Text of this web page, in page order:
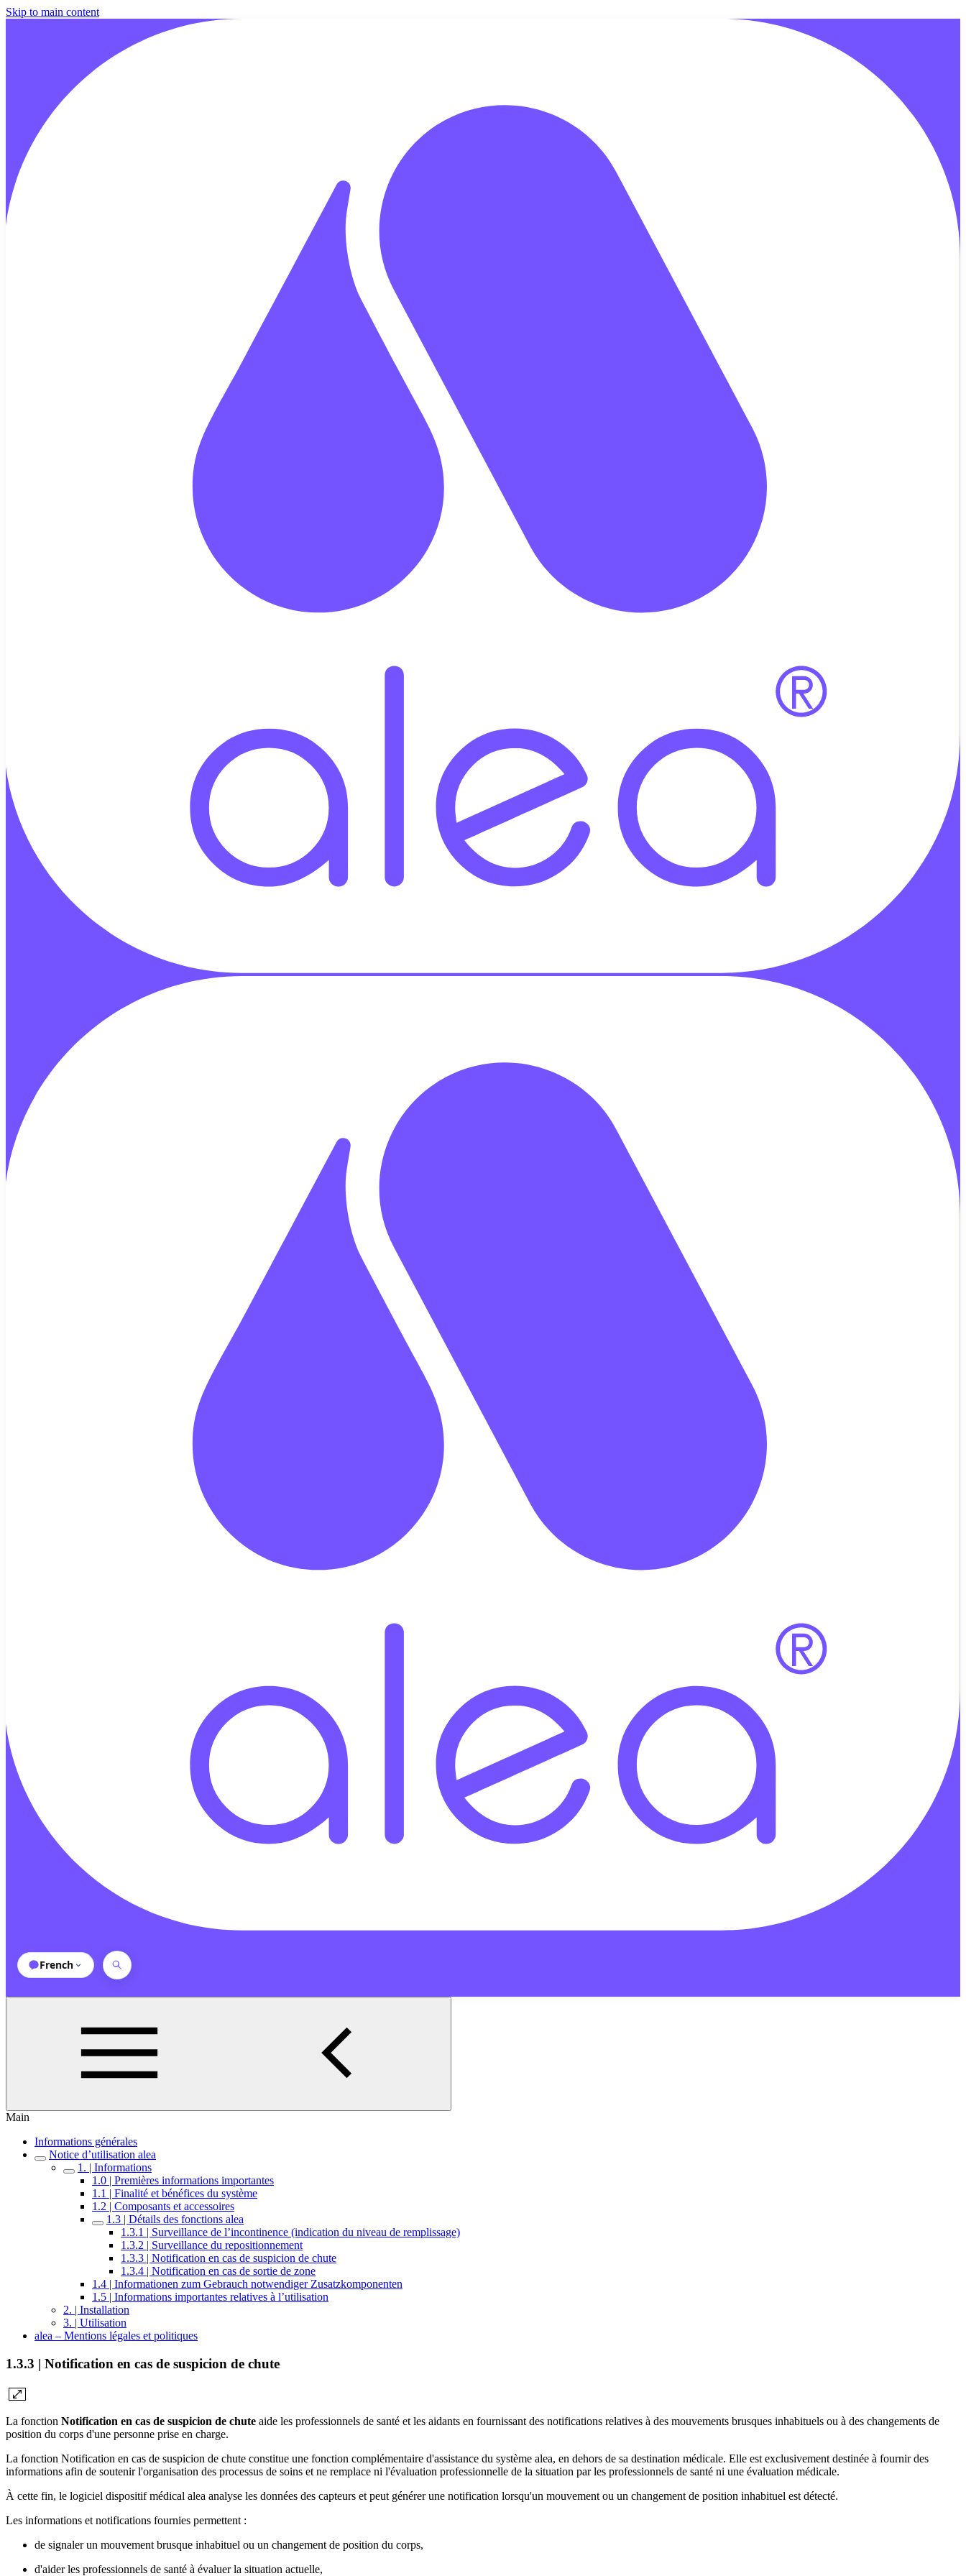
Skip to main content
French
Main
Informations générales
Notice d’utilisation alea
1. | Informations
1.0 | Premières informations importantes
1.1 | Finalité et bénéfices du système
1.2 | Composants et accessoires
1.3 | Détails des fonctions alea
1.3.1 | Surveillance de l’incontinence (indication du niveau de remplissage)
1.3.2 | Surveillance du repositionnement
1.3.3 | Notification en cas de suspicion de chute
1.3.4 | Notification en cas de sortie de zone
1.4 | Informationen zum Gebrauch notwendiger Zusatzkomponenten
1.5 | Informations importantes relatives à l’utilisation
2. | Installation
3. | Utilisation
alea – Mentions légales et politiques
1.3.3 | Notification en cas de suspicion de chute
La fonction Notification en cas de suspicion de chute aide les professionnels de santé et les aidants en fournissant des notifications relatives à des mouvements brusques inhabituels ou à des changements de
position du corps d'une personne prise en charge.
La fonction Notification en cas de suspicion de chute constitue une fonction complémentaire d'assistance du système alea, en dehors de sa destination médicale. Elle est exclusivement destinée à fournir des
informations afin de soutenir l'organisation des processus de soins et ne remplace ni l'évaluation professionnelle de la situation par les professionnels de santé ni une évaluation médicale.
À cette fin, le logiciel dispositif médical alea analyse les données des capteurs et peut générer une notification lorsqu'un mouvement ou un changement de position inhabituel est détecté.
Les informations et notifications fournies permettent :
de signaler un mouvement brusque inhabituel ou un changement de position du corps,
d'aider les professionnels de santé à évaluer la situation actuelle,